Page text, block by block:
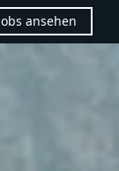
ansehen